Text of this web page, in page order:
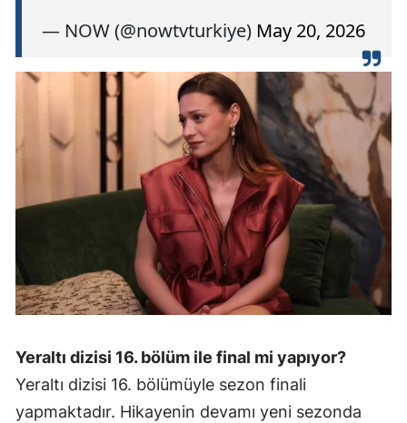
— NOW (@nowtvturkiye) May 20, 2026
Yeraltı dizisi 16. bölüm ile final mi yapıyor?
Yeraltı dizisi 16. bölümüyle sezon finali
yapmaktadır. Hikayenin devamı yeni sezonda